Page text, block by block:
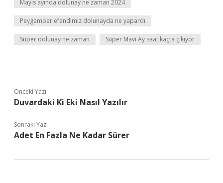
Mayıs ayında dolunay ne zaman 2024
Peygamber efendimiz dolunayda ne yapardı
Süper dolunay ne zaman Süper Mavi Ay saat kaçta çıkıyor
Önceki Yazı
Duvardaki Ki Eki Nasıl Yazılır
Sonraki Yazı
Adet En Fazla Ne Kadar Sürer